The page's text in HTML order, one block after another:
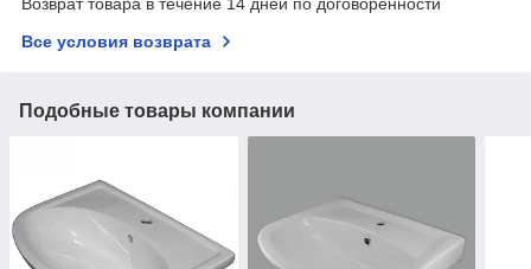
Все условия возврата
Подобные товары компании